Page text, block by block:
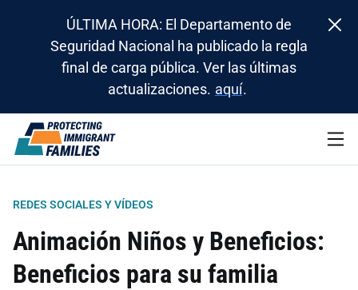
ÚLTIMA HORA: El Departamento de
Seguridad Nacional ha publicado la regla
final de carga pública. Ver las últimas
actualizaciones. aquí.
REDES SOCIALES Y VÍDEOS
Animación Niños y Beneficios:
Beneficios para su familia